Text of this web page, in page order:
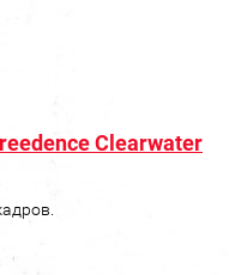
Clearwater